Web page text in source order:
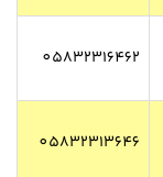
05832316462
05832313646